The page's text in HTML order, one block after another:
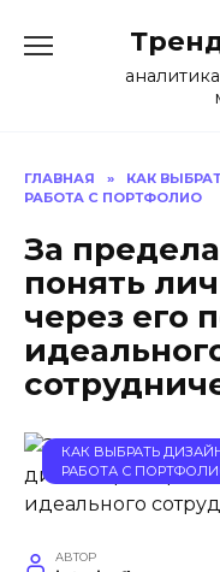
содержанию
ГЛАВНАЯ »
КАК
РАБОТА С ПОРТФОЛИО
За
понять
через его
КАК ВЫБРАТЬ
РАБОТА С
АВТОР